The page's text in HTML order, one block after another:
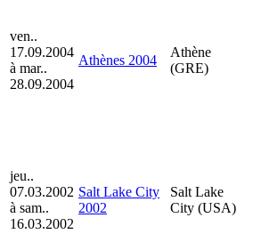
ven..
17.09.2004
à mar..
28.09.2004
Athènes 2004
Athène
(GRE)
jeu..
07.03.2002
à sam..
16.03.2002
Salt Lake City
2002
Salt Lake
City (USA)